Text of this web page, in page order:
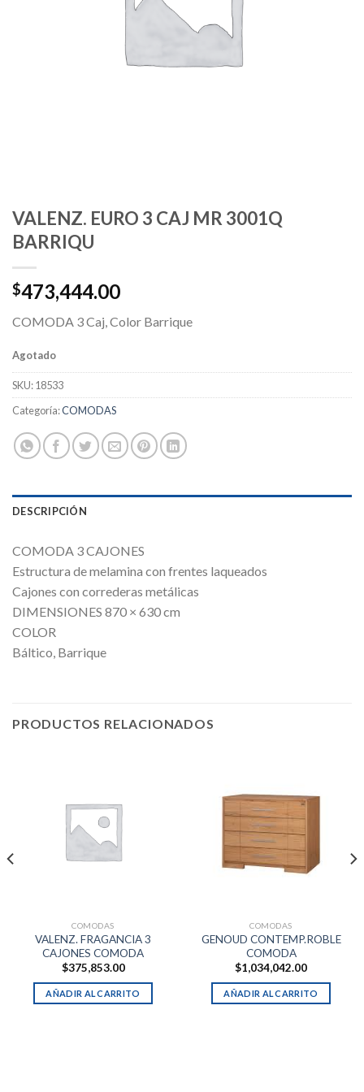
VALENZ. EURO 3 CAJ MR 3001Q
BARRIQU
$473,444.00
COMODA 3 Caj, Color Barrique
Agotado
SKU:18533
Categoría:COMODAS
DESCRIPCIÓN
COMODA 3 CAJONES
Estructura de melamina con frentes laqueados
Cajones con correderas metálicas
DIMENSIONES 870 × 630 cm
COLOR
Báltico, Barrique
PRODUCTOS RELACIONADOS
COMODAS
VALENZ. FRAGANCIA 3
CAJONES COMODA
$375,853.00
AÑADIR AL CARRITO
COMODAS
GENOUD CONTEMP.ROBLE
COMODA
$1,034,042.00
AÑADIR AL CARRITO